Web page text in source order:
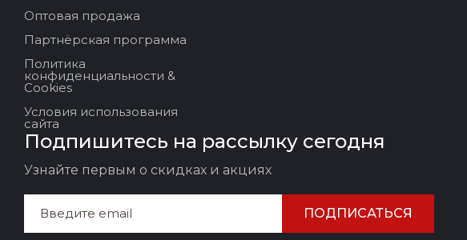
Заголовок отзыва
Ваш отзыв:
Оптовая продажа
Партнёрская программа
Политика
конфиденциальности &
Cookies
Условия использования
сайта
Подпишитесь на рассылку сегодня
Узнайте первым о скидках и акциях
ПОДПИСАТЬСЯ